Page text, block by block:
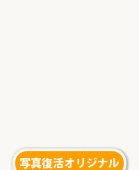
写真復活オリジナル